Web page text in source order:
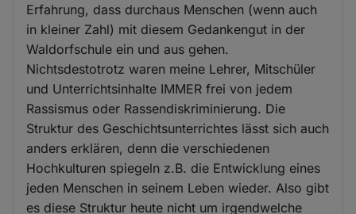
Erfahrung, dass durchaus Menschen (wenn auch
in kleiner Zahl) mit diesem Gedankengut in der
Waldorfschule ein und aus gehen.
Nichtsdestotrotz waren meine Lehrer, Mitschüler
und Unterrichtsinhalte IMMER frei von jedem
Rassismus oder Rassendiskriminierung. Die
Struktur des Geschichtsunterrichtes lässt sich auch
anders erklären, denn die verschiedenen
Hochkulturen spiegeln z.B. die Entwicklung eines
jeden Menschen in seinem Leben wieder. Also gibt
es diese Struktur heute nicht um irgendwelche